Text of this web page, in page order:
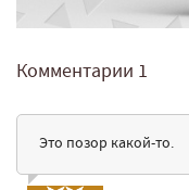
Комментарии 1
Это позор какой-то.